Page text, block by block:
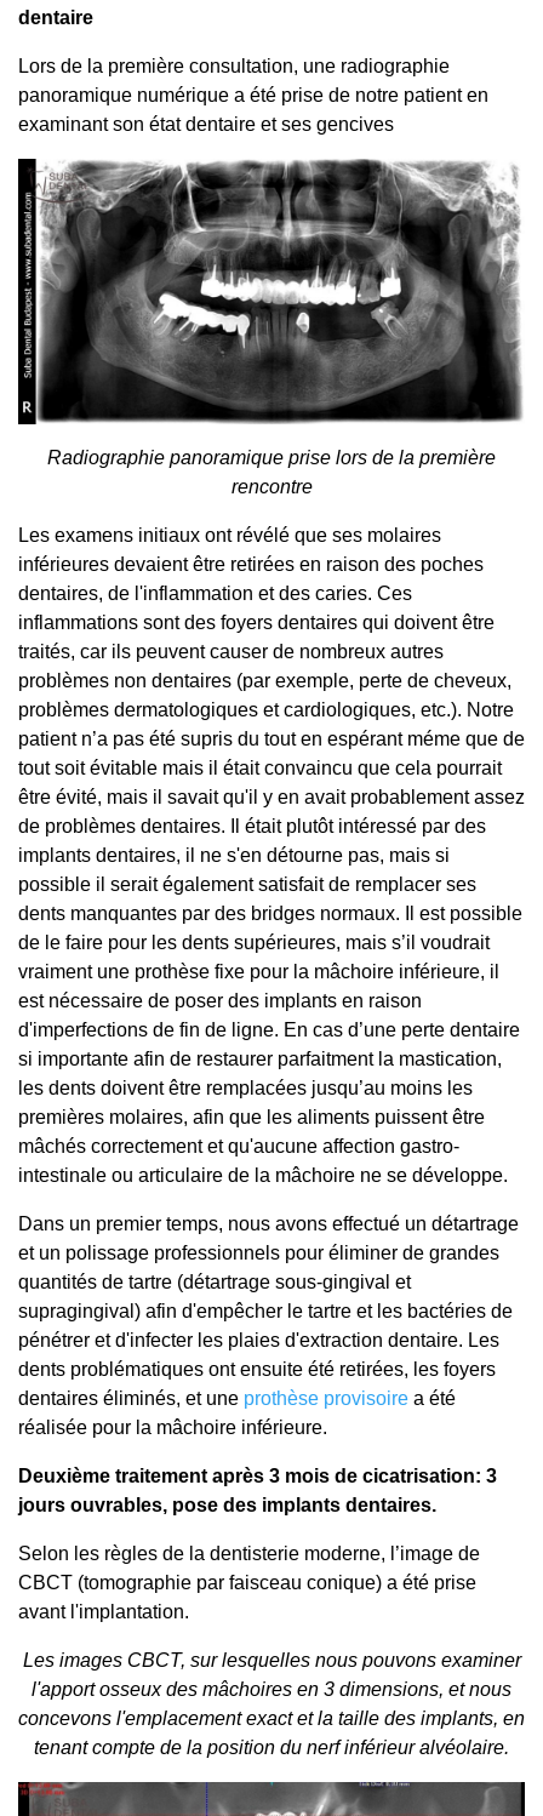
dentaire
Lors de la première consultation, une radiographie
panoramique numérique a été prise de notre patient en
examinant son état dentaire et ses gencives
Radiographie panoramique prise lors de la première
rencontre
Les examens initiaux ont révélé que ses molaires
inférieures devaient être retirées en raison des poches
dentaires, de l'inflammation et des caries. Ces
inflammations sont des foyers dentaires qui doivent être
traités, car ils peuvent causer de nombreux autres
problèmes non dentaires (par exemple, perte de cheveux,
problèmes dermatologiques et cardiologiques, etc.). Notre
patient n’a pas été supris du tout en espérant méme que de
tout soit évitable mais il était convaincu que cela pourrait
être évité, mais il savait qu'il y en avait probablement assez
de problèmes dentaires. Il était plutôt intéressé par des
implants dentaires, il ne s'en détourne pas, mais si
possible il serait également satisfait de remplacer ses
dents manquantes par des bridges normaux. Il est possible
de le faire pour les dents supérieures, mais s’il voudrait
vraiment une prothèse fixe pour la mâchoire inférieure, il
est nécessaire de poser des implants en raison
d'imperfections de fin de ligne. En cas d’une perte dentaire
si importante afin de restaurer parfaitment la mastication,
les dents doivent être remplacées jusqu’au moins les
premières molaires, afin que les aliments puissent être
mâchés correctement et qu'aucune affection gastro-
intestinale ou articulaire de la mâchoire ne se développe.
Dans un premier temps, nous avons effectué un détartrage
et un polissage professionnels pour éliminer de grandes
quantités de tartre (détartrage sous-gingival et
supragingival) afin d'empêcher le tartre et les bactéries de
pénétrer et d'infecter les plaies d'extraction dentaire. Les
dents problématiques ont ensuite été retirées, les foyers
dentaires éliminés, et une prothèse provisoire a été
réalisée pour la mâchoire inférieure.
Deuxième traitement après 3 mois de cicatrisation: 3
jours ouvrables, pose des implants dentaires.
Selon les règles de la dentisterie moderne, l’image de
CBCT (tomographie par faisceau conique) a été prise
avant l'implantation.
Les images CBCT, sur lesquelles nous pouvons examiner
l'apport osseux des mâchoires en 3 dimensions, et nous
concevons l'emplacement exact et la taille des implants, en
tenant compte de la position du nerf inférieur alvéolaire.